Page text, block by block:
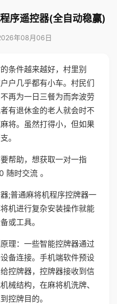
序遥控器(全自动稳赢)
年08月06日
条件越来越好，村里别
户几乎都有小车。村民们
再为一日三餐为而奔波劳
有退休金的老人就会时不
将。虽然打得小，但如果
。
帮助，想获取一对一指
时交流 。
;普通麻将机程序控牌器一
机进行复杂安装操作就能
或工具。
理：一些智能控牌器通过
备连接。手机端软件预设
控牌器，控牌器接收到信
械结构，在麻将机洗牌、
控牌目的。